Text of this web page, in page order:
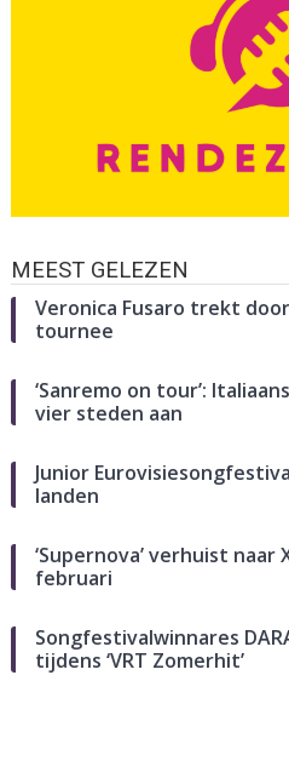
MEEST GELEZEN
Veronica Fusaro trekt
tournee
‘Sanremo on tour’:
vier steden aan
Junior
landen
‘Supernova’ verhuist naar
februari
Songfestivalwinnares
tijdens ‘VRT Zomerhit’